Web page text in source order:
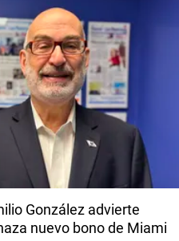
González advierte
nuevo bono de Miami